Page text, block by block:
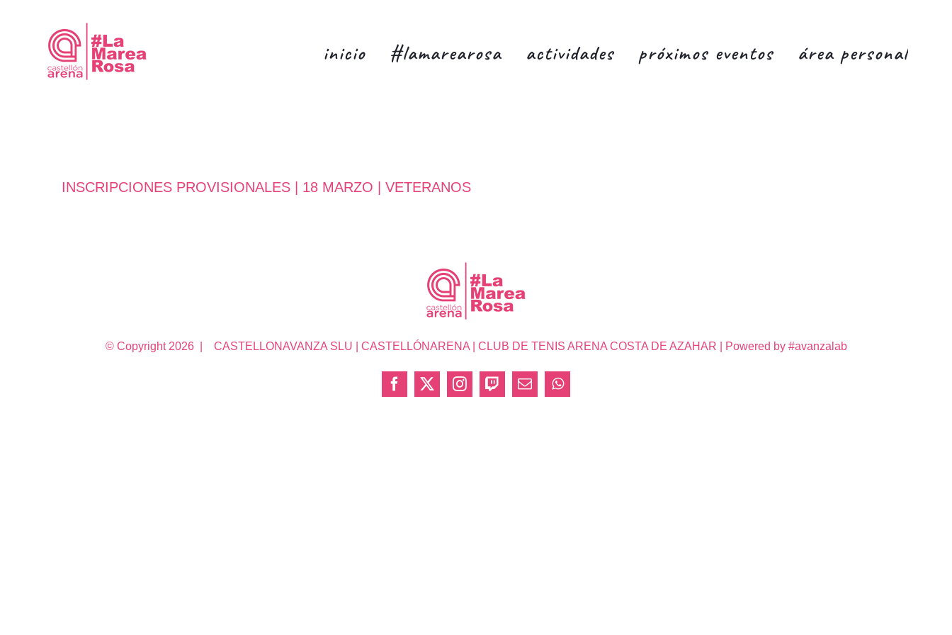
contenido
inicio #lamarearosa actividades próximos eventos área personal
INSCRIPCIONES PROVISIONALES | 18 MARZO | VETERANOS
© Copyright 2026 | CASTELLONAVANZA SLU | CASTELLÓNARENA | CLUB DE TENIS ARENA COSTA DE AZAHAR | Powered by #avanzalab
Facebook
X InstagramTwitchCorreoWhatsApp